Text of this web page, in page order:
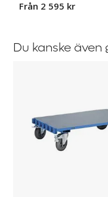
Från 2 595 kr
Du kanske även